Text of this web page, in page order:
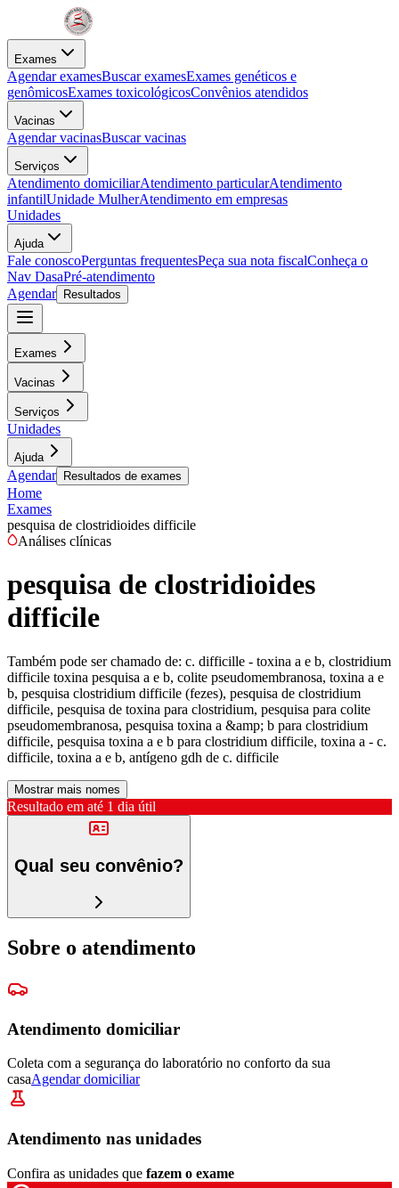
Exames
Agendar examesBuscar examesExames genéticos e
genômicosExames toxicológicosConvênios atendidos
Vacinas
Agendar vacinasBuscar vacinas
Serviços
Atendimento domiciliarAtendimento particularAtendimento
infantilUnidade MulherAtendimento em empresas
Unidades
Ajuda
Fale conoscoPerguntas frequentesPeça sua nota fiscalConheça o
Nav DasaPré-atendimento
Agendar
Resultados
Exames
Vacinas
Serviços
Unidades
Ajuda
Agendar Resultados de exames
Home
Exames
pesquisa de clostridioides difficile
Análises clínicas
pesquisa de clostridioides
difficile
Também pode ser chamado de: c. difficille - toxina a e b, clostridium
difficile toxina pesquisa a e b, colite pseudomembranosa, toxina a e
b, pesquisa clostridium difficile (fezes), pesquisa de clostridium
difficile, pesquisa de toxina para clostridium, pesquisa para colite
pseudomembranosa, pesquisa toxina a &amp; b para clostridium
difficile, pesquisa toxina a e b para clostridium difficile, toxina a - c.
difficile, toxina a e b, antígeno gdh de c. difficile
Mostrar mais nomes
Resultado em até 1 dia útil
Qual seu convênio?
Sobre o atendimento
Atendimento domiciliar
Coleta com a segurança do laboratório no conforto da sua
casaAgendar domiciliar
Atendimento nas unidades
Confira as unidades que fazem o exame